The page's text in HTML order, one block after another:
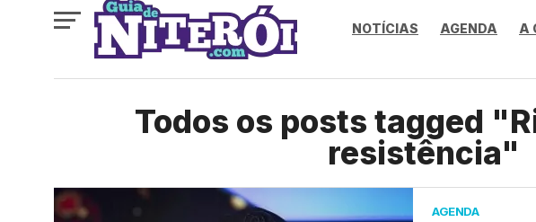
NOTÍCIAS AGENDA A
Todos os posts tagged
resistência"
AGENDA